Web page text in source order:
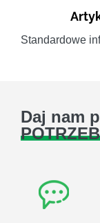
Standardowe
Daj nam